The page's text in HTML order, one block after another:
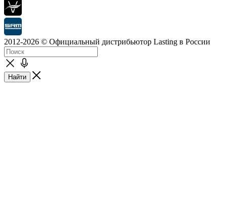
2012-2026 © Официальный дистрибьютор Lasting в России
Найти